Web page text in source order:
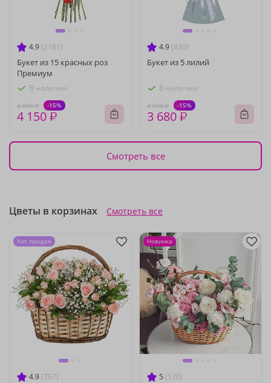
4.9 (2161)
Букет из 15 красных роз
Премиум
В наличии
4 880 ₽ -15%
4 150 ₽
4.9 (830)
Букет из 5 лилий
В наличии
4 330 ₽ -15%
3 680 ₽
Смотреть все
Цветы в корзинах Смотреть все
4.9 (767)
Хит продаж
5 (120)
Новинка